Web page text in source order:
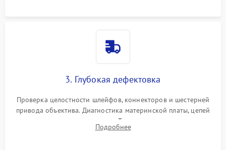
3. Глубокая дефектовка
Проверка целостности шлейфов, коннекторов и шестерней
привода объектива. Диагностика материнской платы, цепей
питания и картоприемника. Тестирование механизма
затвора и блока внутрикамерной стабилизации.
Подробнее